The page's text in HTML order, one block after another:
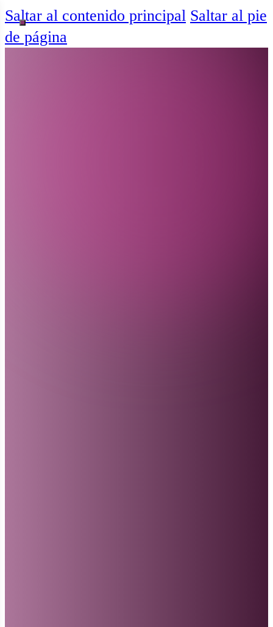
Saltar al contenido principal Saltar al pie
de página